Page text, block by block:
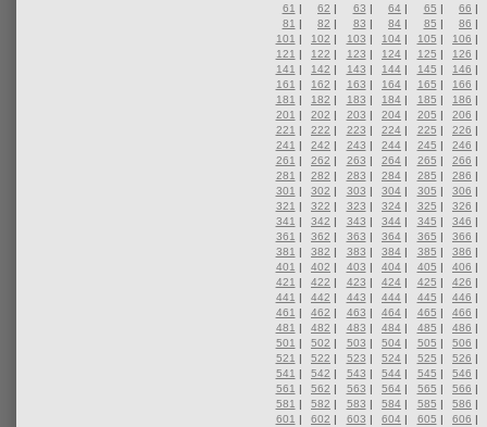
61 | 62 | 63 | 64 | 65 | 66 |
81 | 82 | 83 | 84 | 85 | 86 |
101 | 102 | 103 | 104 | 105 | 106 |
121 | 122 | 123 | 124 | 125 | 126 |
141 | 142 | 143 | 144 | 145 | 146 |
161 | 162 | 163 | 164 | 165 | 166 |
181 | 182 | 183 | 184 | 185 | 186 |
201 | 202 | 203 | 204 | 205 | 206 |
221 | 222 | 223 | 224 | 225 | 226 |
241 | 242 | 243 | 244 | 245 | 246 |
261 | 262 | 263 | 264 | 265 | 266 |
281 | 282 | 283 | 284 | 285 | 286 |
301 | 302 | 303 | 304 | 305 | 306 |
321 | 322 | 323 | 324 | 325 | 326 |
341 | 342 | 343 | 344 | 345 | 346 |
361 | 362 | 363 | 364 | 365 | 366 |
381 | 382 | 383 | 384 | 385 | 386 |
401 | 402 | 403 | 404 | 405 | 406 |
421 | 422 | 423 | 424 | 425 | 426 |
441 | 442 | 443 | 444 | 445 | 446 |
461 | 462 | 463 | 464 | 465 | 466 |
481 | 482 | 483 | 484 | 485 | 486 |
501 | 502 | 503 | 504 | 505 | 506 |
521 | 522 | 523 | 524 | 525 | 526 |
541 | 542 | 543 | 544 | 545 | 546 |
561 | 562 | 563 | 564 | 565 | 566 |
581 | 582 | 583 | 584 | 585 | 586 |
601 | 602 | 603 | 604 | 605 | 606 |